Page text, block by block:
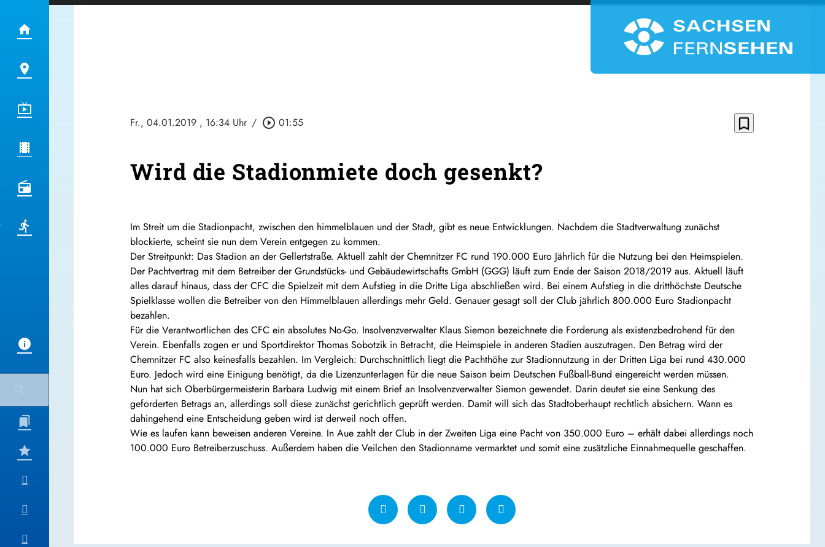
Fr., 04.01.2019 , 16:34 Uhr / play_circle_outline 01:55 bookmark_border
Wird die Stadionmiete doch gesenkt?
Im Streit um die Stadionpacht, zwischen den himmelblauen und der Stadt, gibt es neue Entwicklungen. Nachdem die Stadtverwaltung zunächst
blockierte, scheint sie nun dem Verein entgegen zu kommen.
Der Streitpunkt: Das Stadion an der Gellertstraße. Aktuell zahlt der Chemnitzer FC rund 190.000 Euro Jährlich für die Nutzung bei den Heimspielen.
Der Pachtvertrag mit dem Betreiber der Grundstücks- und Gebäudewirtschafts GmbH (GGG) läuft zum Ende der Saison 2018/2019 aus. Aktuell läuft
alles darauf hinaus, dass der CFC die Spielzeit mit dem Aufstieg in die Dritte Liga abschließen wird. Bei einem Aufstieg in die dritthöchste Deutsche
Spielklasse wollen die Betreiber von den Himmelblauen allerdings mehr Geld. Genauer gesagt soll der Club jährlich 800.000 Euro Stadionpacht
bezahlen.
Für die Verantwortlichen des CFC ein absolutes No-Go. Insolvenzverwalter Klaus Siemon bezeichnete die Forderung als existenzbedrohend für den
Verein. Ebenfalls zogen er und Sportdirektor Thomas Sobotzik in Betracht, die Heimspiele in anderen Stadien auszutragen. Den Betrag wird der
Chemnitzer FC also keinesfalls bezahlen. Im Vergleich: Durchschnittlich liegt die Pachthöhe zur Stadionnutzung in der Dritten Liga bei rund 430.000
Euro. Jedoch wird eine Einigung benötigt, da die Lizenzunterlagen für die neue Saison beim Deutschen Fußball-Bund eingereicht werden müssen.
Nun hat sich Oberbürgermeisterin Barbara Ludwig mit einem Brief an Insolvenzverwalter Siemon gewendet. Darin deutet sie eine Senkung des
geforderten Betrags an, allerdings soll diese zunächst gerichtlich geprüft werden. Damit will sich das Stadtoberhaupt rechtlich absichern. Wann es
dahingehend eine Entscheidung geben wird ist derweil noch offen.
Wie es laufen kann beweisen anderen Vereine. In Aue zahlt der Club in der Zweiten Liga eine Pacht von 350.000 Euro – erhält dabei allerdings noch
100.000 Euro Betreiberzuschuss. Außerdem haben die Veilchen den Stadionname vermarktet und somit eine zusätzliche Einnahmequelle geschaffen.